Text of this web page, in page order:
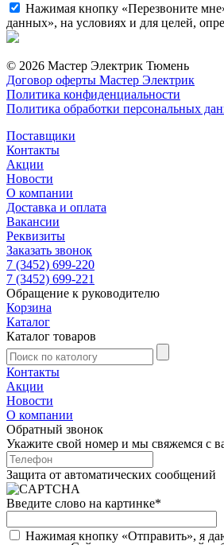
Нажимая кнопку «Перезвоните
данных», на условиях и для целей,
© 2026 Мастер Электрик Тюмень
Договор оферты Мастер Электрик
Политика конфиденциальности
Политика обработки персональных
Поставщики
Контакты
Акции
Новости
О компании
Доставка и оплата
Вакансии
Реквизиты
Заказать звонок
7 (3452) 699-220
7 (3452) 699-221
Обращение к руководителю
Корзина
Каталог
Каталог товаров
Контакты
Акции
Новости
О компании
Обратный звонок
Укажите свой номер и мы свяжемся с
Защита от автоматических сообщений
Введите слово на картинке*
Нажимая кнопку «Отправить», я